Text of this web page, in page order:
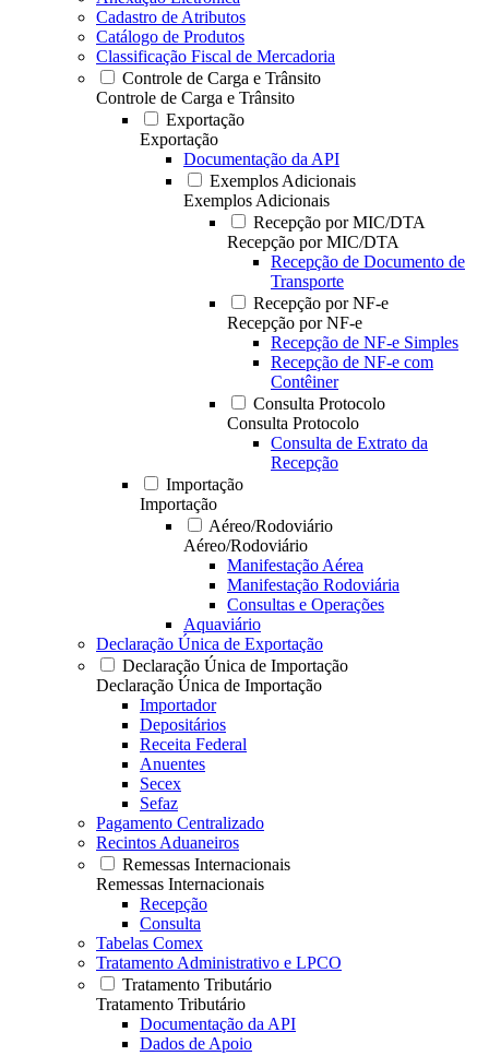
Cadastro de Atributos
Catálogo de Produtos
Classificação Fiscal de Mercadoria
Controle de Carga e Trânsito
Controle de Carga e Trânsito
Exportação
Exportação
Documentação da API
Exemplos Adicionais
Exemplos Adicionais
Recepção por MIC/DTA
Recepção por MIC/DTA
Recepção de Documento de
Transporte
Recepção por NF-e
Recepção por NF-e
Recepção de NF-e Simples
Recepção de NF-e com
Contêiner
Consulta Protocolo
Consulta Protocolo
Consulta de Extrato da
Recepção
Importação
Importação
Aéreo/Rodoviário
Aéreo/Rodoviário
Manifestação Aérea
Manifestação Rodoviária
Consultas e Operações
Aquaviário
Declaração Única de Exportação
Declaração Única de Importação
Declaração Única de Importação
Importador
Depositários
Receita Federal
Anuentes
Secex
Sefaz
Pagamento Centralizado
Recintos Aduaneiros
Remessas Internacionais
Remessas Internacionais
Recepção
Consulta
Tabelas Comex
Tratamento Administrativo e LPCO
Tratamento Tributário
Tratamento Tributário
Documentação da API
Dados de Apoio